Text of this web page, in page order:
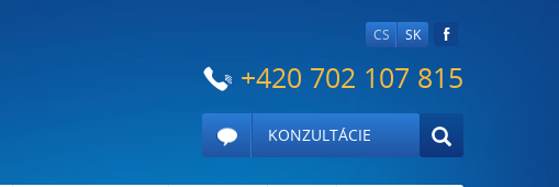
CS SK
+420 702 107 815
KONZULTÁCIE